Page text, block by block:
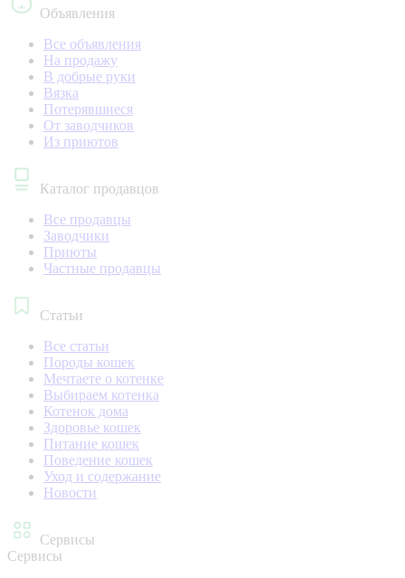
Объявления
Все объявления
На продажу
В добрые руки
Вязка
Потерявшиеся
От заводчиков
Из приютов
Каталог продавцов
Все продавцы
Заводчики
Приюты
Частные продавцы
Статьи
Все статьи
Породы кошек
Мечтаете о котенке
Выбираем котенка
Котенок дома
Здоровье кошек
Питание кошек
Поведение кошек
Уход и содержание
Новости
Сервисы
Сервисы